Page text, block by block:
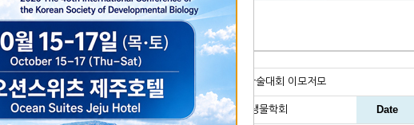
공간
공지사항
자유게시판
갤러리
Title 2011년 학술대회 이모저모
한국발생생물학회 Date